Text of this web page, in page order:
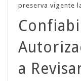
preserva vigente
a